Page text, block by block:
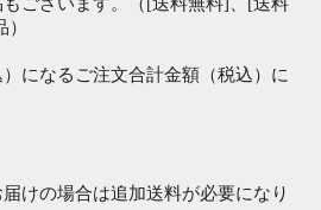
ございます。（[送料無料]、[送料
になるご注文合計金額（税込）に
けの場合は追加送料が必要になり